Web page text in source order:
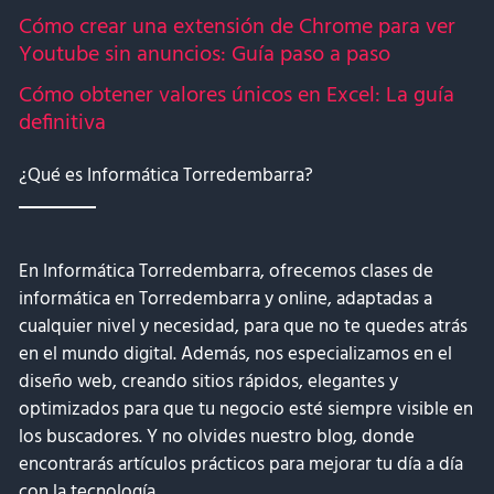
Cómo crear una extensión de Chrome para ver
Youtube sin anuncios: Guía paso a paso
Cómo obtener valores únicos en Excel: La guía
definitiva
¿Qué es Informática Torredembarra?
En Informática Torredembarra, ofrecemos clases de
informática en Torredembarra y online, adaptadas a
cualquier nivel y necesidad, para que no te quedes atrás
en el mundo digital. Además, nos especializamos en el
diseño web, creando sitios rápidos, elegantes y
optimizados para que tu negocio esté siempre visible en
los buscadores. Y no olvides nuestro blog, donde
encontrarás artículos prácticos para mejorar tu día a día